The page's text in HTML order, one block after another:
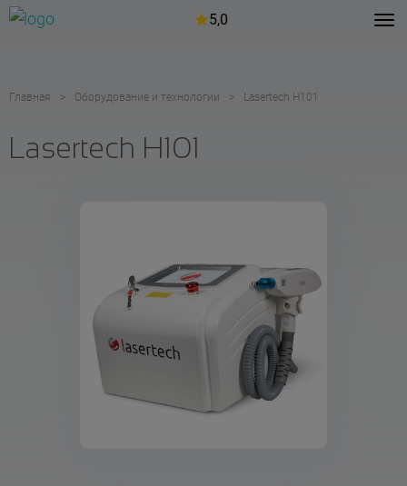
5,0
Главная Оборудование и технологии Lasertech H101
Lasertech H101